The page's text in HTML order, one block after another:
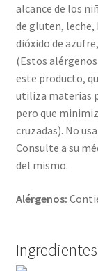
alcance de los
de gluten, leche,
dióxido de
(Estos
este producto,
utiliza materias
pero que
cruzadas). No
Consulte a su
del mismo.
Alérgenos: